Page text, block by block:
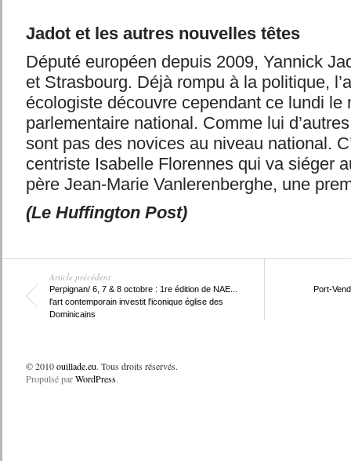
Jadot et les autres nouvelles têtes
Député européen depuis 2009, Yannick
et Strasbourg. Déjà rompu à la politique,
écologiste découvre cependant ce lundi le
parlementaire national. Comme lui
sont pas des novices au niveau national.
centriste Isabelle Florennes qui va siéger
père Jean-Marie Vanlerenberghe, une
(Le Huffington Post)
Article précédent
Perpignan/ 6, 7 & 8 octobre : 1re édition de NAE...
l'art contemporain investit l'iconique église des
Dominicains
Port-
© 2010ouillade.eu. Tous droits réservés.
Propulsé parWordPress.